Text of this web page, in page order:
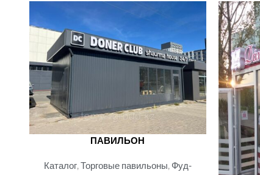
ПАВИЛЬОН
Каталог,Торговые павильоны, Фуд-